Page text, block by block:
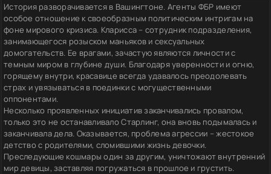
История разворачивается в Вашингтоне. Агенты ФБР имеют
особое отношение к своеобразным политическим интригам на
фоне мирового кризиса. Кларисса – сотрудник подразделения,
занимающегося розыском маньяков и сексуальных
домогательств. Ее врагами, зачастую являются личности с
темным миром в глубине души. Благодаря уверенности и огню,
горящему внутри, красавице всегда удавалось преодолевать
страх и увязываться в поединки с могущественными
оппонентами.
Несколько проявленных инициатив заканчивались провалом,
только это не останавливало Старлинг, она вновь подымалась и
заканчивала дела. Оказывается, проблема агрессии – жестокое
детство с родителями, сломившими жизнь девочки.
Преследующие кошмары один за другим, уничтожают внутренний
мир девицы, заставляя погружаться в прошлое и грустить.